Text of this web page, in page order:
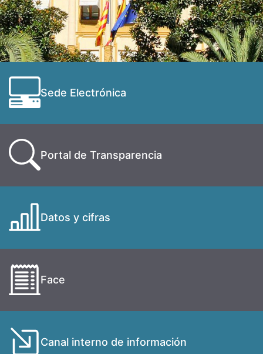
Sede Electrónica
Portal de Transparencia
Datos y cifras
Face
Canal interno de información